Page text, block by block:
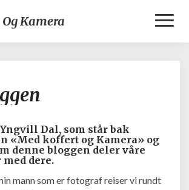
Kamera
Dal, som står bak
«Med koffert og Kamera» og
denne bloggen deler våre
dere.
mann som er fotograf reiser vi rundt